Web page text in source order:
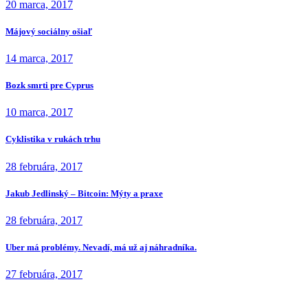
20 marca, 2017
Májový sociálny ošiaľ
14 marca, 2017
Bozk smrti pre Cyprus
10 marca, 2017
Cyklistika v rukách trhu
28 februára, 2017
Jakub Jedlinský – Bitcoin: Mýty a praxe
28 februára, 2017
Uber má problémy. Nevadí, má už aj náhradníka.
27 februára, 2017